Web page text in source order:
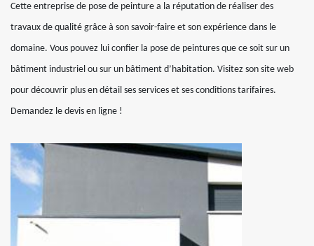
Cette entreprise de pose de peinture a la réputation de réaliser des
travaux de qualité grâce à son savoir-faire et son expérience dans le
domaine. Vous pouvez lui confier la pose de peintures que ce soit sur un
bâtiment industriel ou sur un bâtiment d’habitation. Visitez son site web
pour découvrir plus en détail ses services et ses conditions tarifaires.
Demandez le devis en ligne !